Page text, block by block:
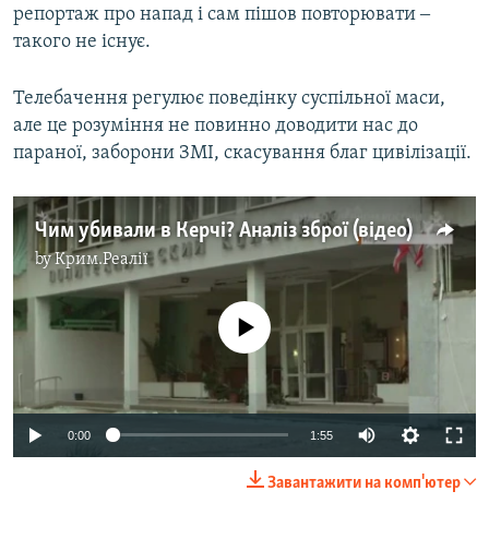
репортаж про напад і сам пішов повторювати ‒
такого не існує.
Телебачення регулює поведінку суспільної маси,
але це розуміння не повинно доводити нас до
параної, заборони ЗМІ, скасування благ цивілізації.
Чим убивали в Керчі? Аналіз зброї (відео)
byКрим.Реалії
No media source currently available
0:00 1:55
Завантажити на комп'ютер